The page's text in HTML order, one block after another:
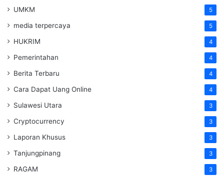
UMKM 5
media terpercaya 5
HUKRIM 4
Pemerintahan 4
Berita Terbaru 4
Cara Dapat Uang Online 4
Sulawesi Utara 3
Cryptocurrency 3
Laporan Khusus 3
Tanjungpinang 3
RAGAM 3